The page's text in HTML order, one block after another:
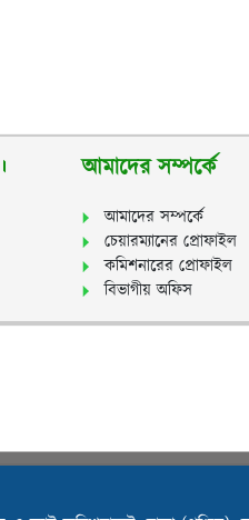
আমাদের সম্পর্কে
আমাদের সম্পর্কে
চেয়ারম্যানের প্রোফাইল
কমিশনারের প্রোফাইল
বিভাগীয় অফিস